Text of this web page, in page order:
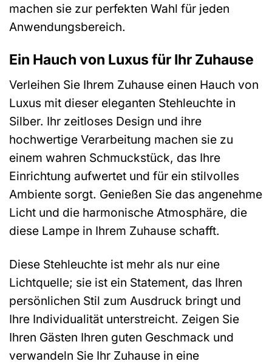
machen sie zur perfekten Wahl für jeden
Anwendungsbereich.
Ein Hauch von Luxus für Ihr Zuhause
Verleihen Sie Ihrem Zuhause einen Hauch von
Luxus mit dieser eleganten Stehleuchte in
Silber. Ihr zeitloses Design und ihre
hochwertige Verarbeitung machen sie zu
einem wahren Schmuckstück, das Ihre
Einrichtung aufwertet und für ein stilvolles
Ambiente sorgt. Genießen Sie das angenehme
Licht und die harmonische Atmosphäre, die
diese Lampe in Ihrem Zuhause schafft.
Diese Stehleuchte ist mehr als nur eine
Lichtquelle; sie ist ein Statement, das Ihren
persönlichen Stil zum Ausdruck bringt und
Ihre Individualität unterstreicht. Zeigen Sie
Ihren Gästen Ihren guten Geschmack und
verwandeln Sie Ihr Zuhause in eine